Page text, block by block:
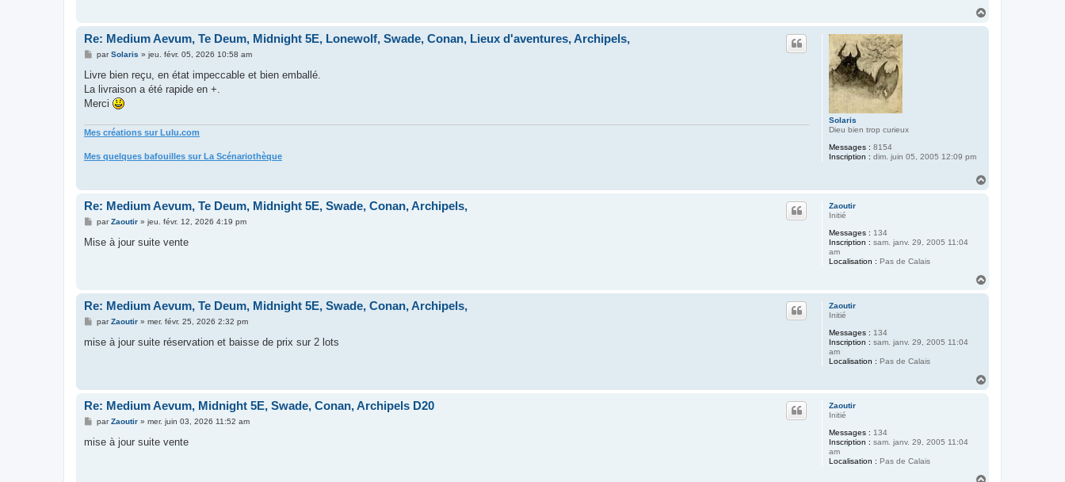
Solaris
Dieu bien trop curieux
Messages : 8154
Inscription : dim. juin 05, 2005 12:09 pm
Re: Medium Aevum, Te Deum, Midnight 5E, Lonewolf, Swade, Conan, Lieux d'aventures, Archipels,
M
s
a
g
parSolaris » jeu. févr. 05, 2026 10:58 am
Livre bien reçu, en état impeccable et bien emballé.
La livraison a été rapide en +.
Merci
Mes créations sur Lulu.com
Mes quelques bafouilles sur La Scénariothèque
Zaoutir
Initié
Messages : 134
Inscription : sam. janv. 29, 2005 11:04
am
Localisation : Pas de Calais
Re: Medium Aevum, Te Deum, Midnight 5E, Swade, Conan, Archipels,
M
s
parZaoutir» jeu. févr. 12, 2026 4:19 pm
Mise à jour suite vente
Zaoutir
Initié
Messages : 134
Inscription : sam. janv. 29, 2005 11:04
am
Localisation : Pas de Calais
Re: Medium Aevum, Te Deum, Midnight 5E, Swade, Conan, Archipels,
M
s
parZaoutir» mer. févr. 25, 2026 2:32 pm
mise à jour suite réservation et baisse de prix sur 2 lots
Zaoutir
Initié
Messages : 134
Inscription : sam. janv. 29, 2005 11:04
am
Localisation : Pas de Calais
Re: Medium Aevum, Midnight 5E, Swade, Conan, Archipels D20
M
s
parZaoutir» mer. juin 03, 2026 11:52 am
mise à jour suite vente